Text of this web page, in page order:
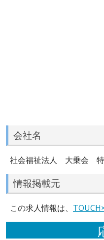
会社名
社会福祉法人 大乗会
情報掲載元
この求人情報は、